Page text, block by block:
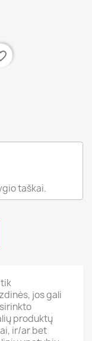
taškai.
jos gali
produktų
ir/ar bet